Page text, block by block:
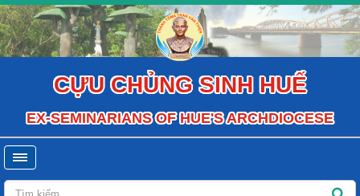
CỰU CHỦNG SINH HUẾ
EX-SEMINARIANS OF HUE'S ARCHDIOCESE